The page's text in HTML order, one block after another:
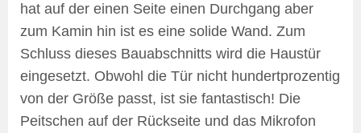
hat auf der einen Seite einen Durchgang aber
zum Kamin hin ist es eine solide Wand. Zum
Schluss dieses Bauabschnitts wird die Haustür
eingesetzt. Obwohl die Tür nicht hundertprozentig
von der Größe passt, ist sie fantastisch! Die
Peitschen auf der Rückseite und das Mikrofon